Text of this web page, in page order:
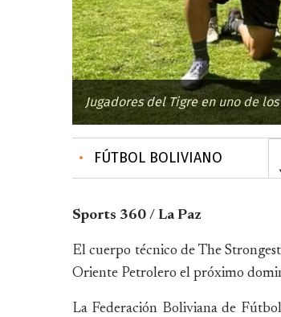
Jugadores del Tigre en uno de
• FÚTBOL BOLIVIANO
Sports 360 / La Paz
El cuerpo técnico de The
Oriente Petrolero el próximo
La Federación Boliviana de